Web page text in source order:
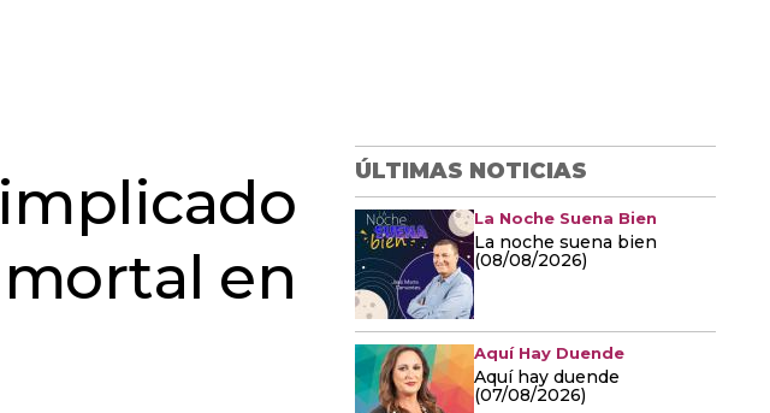
en
ÚLTIMAS NOTICIAS
La Noche Suena Bien
La noche suena bien
(08/08/2026)
Aquí Hay Duende
Aquí hay duende
(07/08/2026)